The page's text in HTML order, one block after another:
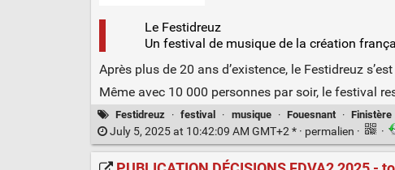
Le Festidreuz
Un festival de musique de la création
Après plus de 20 ans d’existence, le Festidreuz
Même avec 10 000 personnes par soir, le festival
Festidreuz · festival · musique · Fouesnant · Finistère
July 5, 2025 at 10:42:09 AM GMT+2 * · permalien · ·